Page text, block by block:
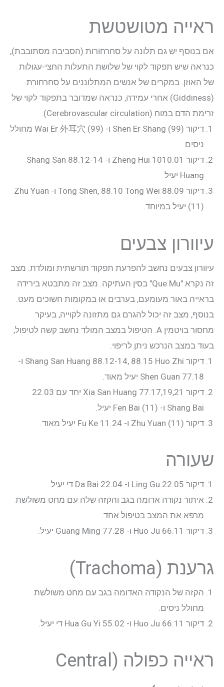
ראייה מטושטשת
אם בנוסף יש גם תלונה על סחרחורות (הסביבה מסתובבת),
כנראה שיש תפקוד לקוי של שלושת התעלות החצי-עגולות
של האוזן. במקרים של אנשים המתלוננים על סחרחורת
(Giddiness) אחרי עמידה, כנראה שמדובר בתפקוד לקוי של
זרימת הדם במוח (Cerebrovascular circulation).
דיקור Shen Er Shang (99) ו- Wai Er 外耳穴 (99) מחולל
ניסים.
דיקור 1010.01 Zheng Hui ו- 88.12-14 Shang San
Huang יעיל.
דיקור 88.09 Tong Shen, 88.10 Tong Wei ו- Zhu Yuan
(11) יעיל במיוחד.
עיוורון צבעים
עיוורון צבעים נחשב להפרעת תפקוד תורשתית ומולדת. מצב
זה נקרא "Que Mu" בסין העתיקה. מצב זה מתבטא בירידה
בראייה באור מעומעם, בערבים או במקומות חשוכים מעט.
בנוסף, מצב זה יכול להגרם גם מתזונה לקוייה, בעיקר
מחסור בויטמין A. הטיפול במצב המולד נחשב קשה לטיפול,
בעוד במצב הנרכש ניתן לריפוי.
דיקור Shang San Huang 88.12-14, 88.15 Huo Zhi ו-
77.18 Shen Guan יעיל מאוד.
דיקור 77.17,19,21 Xia San Huang יחד עם 22.03
Shang Bai ו- Fen Bai (11) יעיל.
דיקור Zhu Yuan (11) ו- 11.24 Fu Ke יעיל מאוד.
שעורה
דיקור 22.05 Ling Gu ו- 22.04 Da Bai די יעיל.
איתור נקודה אדומה בגב והקזה שלה עם מחט משולשת
מרפא את המצב בטיפול אחד.
דיקור 66.11 Huo Ju ו- 77.28 Guang Ming יעיל.
גרענת (Trachoma)
הקזה של הנקודה האדומה בגב עם מחט משולשת
מחולל ניסים.
דיקור 66.11 Huo Ju ו- 55.02 Hua Gu Yi די יעיל.
ראייה כפולה (Central